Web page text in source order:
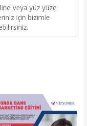
veya yüz yüze
için bizimle
price
was:
₺9.200,00.
Current
price
is:
₺6.900,00.